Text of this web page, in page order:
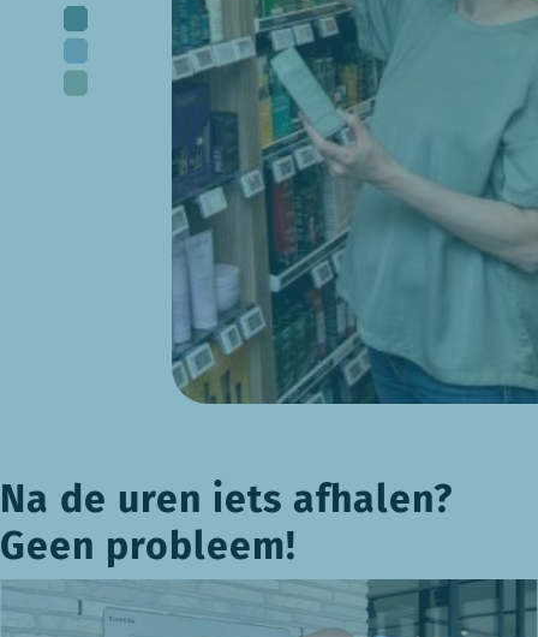
Na de uren iets afhalen?
Geen probleem!